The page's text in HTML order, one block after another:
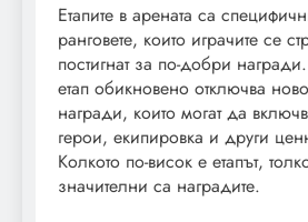
Етапите в арената са
ранговете, които играчите се
постигнат за по-добри
етап обикновено отключва
награди, които могат да
герои, екипировка и други
Колкото по-висок е етапът,
значителни са наградите.